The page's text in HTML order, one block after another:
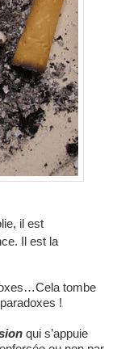
il est
Il est la
tombe
!
qui s’appuie